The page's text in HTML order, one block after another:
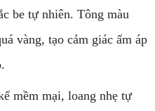
be tự nhiên. Tông màu
vàng, tạo cảm giác ấm áp
mềm mại, loang nhẹ tự